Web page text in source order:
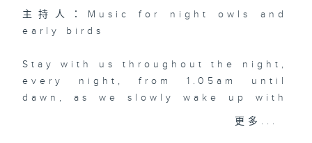
主持人：Music for night owls and
early birds
Stay with us throughout the night,
every night, from 1.05am until
dawn, as we slowly wake up with
you. Enjoy the non-stop mellow
更多...